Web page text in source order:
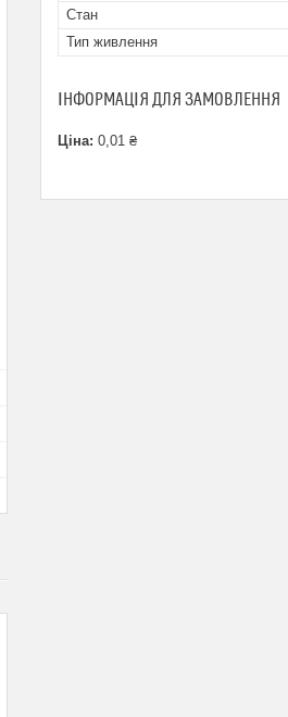
Стан
Тип живлення
ІНФОРМАЦІЯ ДЛЯ ЗАМОВЛЕННЯ
Ціна: 0,01 ₴